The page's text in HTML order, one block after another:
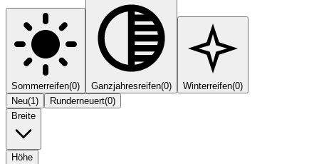
Sommerreifen(0) Ganzjahresreifen(0) Winterreifen(0)
Neu(1) Runderneuert(0)
Breite
Höhe